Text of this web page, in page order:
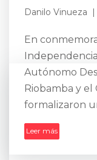
Danilo Vinueza
En
Autónomo
Riobamba y el
formalizaron
Leer más